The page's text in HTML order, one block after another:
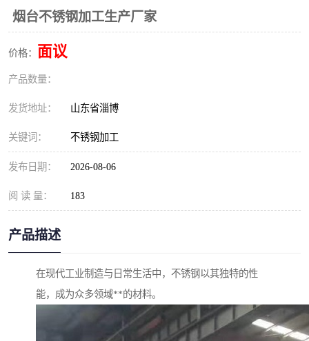
烟台不锈钢加工生产厂家
价格： 面议
产品数量：
发货地址： 山东省淄博
关键词： 不锈钢加工
发布日期： 2026-08-06
阅 读 量： 183
产品描述
在现代工业制造与日常生活中，不锈钢以其独特的性
能，成为众多领域**的材料。